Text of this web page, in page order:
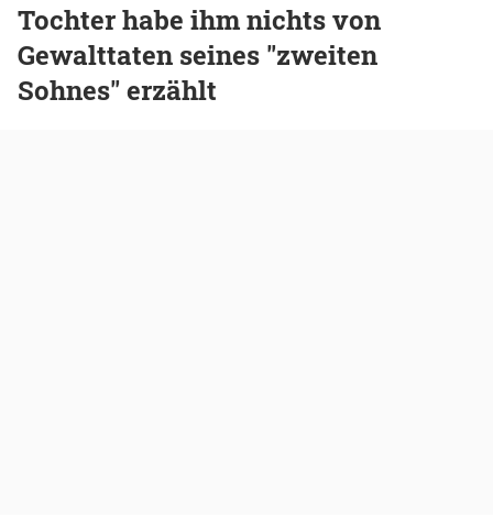
Tochter habe ihm nichts von
Gewalttaten seines "zweiten
Sohnes" erzählt